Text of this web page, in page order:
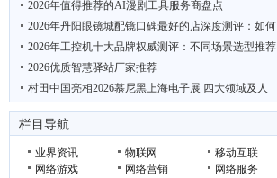
2026年值得推荐的AI漫剧工具服务商盘点
2026年丹阳眼镜城配镜口碑最好的店深度测评：如何
2026年工控机十大品牌权威测评：不同场景选型推荐
2026优质智慧驿站厂家推荐
村田中国亮相2026慕尼黑上海电子展 四大领域及人
“鲜”动羊城 西安 周至携猕猴桃电商项目亮相广
栏目导航
业界资讯 物联网 移动互联
网络游戏
网络营销 网络服务